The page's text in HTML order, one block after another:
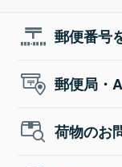
郵便番号
郵便局・
荷物のお